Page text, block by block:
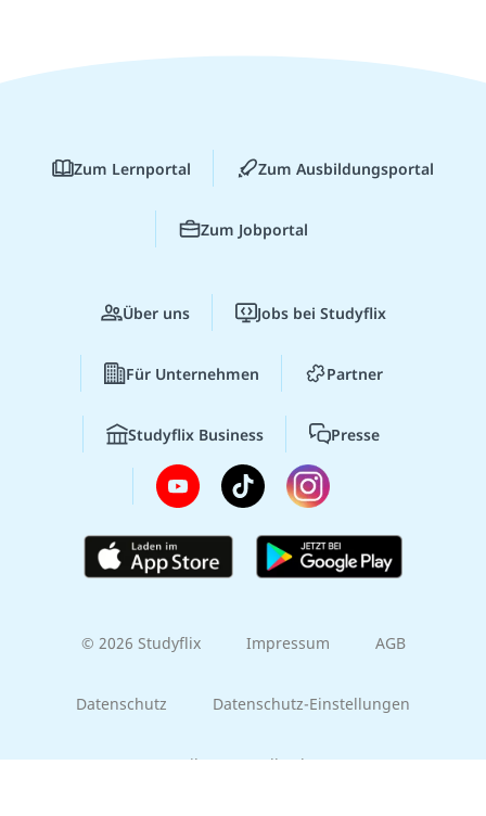
Zum Lernportal Zum Ausbildungsportal
Zum Jobportal
Über uns Jobs bei Studyflix
Für Unternehmen Partner
Studyflix Business Presse
© 2026 Studyflix Impressum AGB
Datenschutz Datenschutz-Einstellungen
Gib uns Feedback